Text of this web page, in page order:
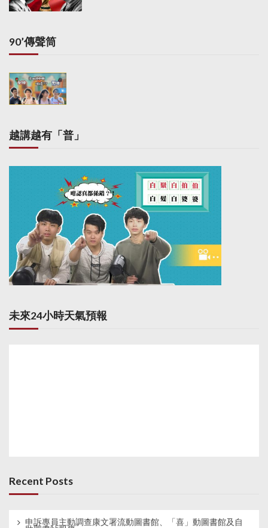
90’傳聲筒
越講越有「普」
未來24小時天氣預報
Recent Posts
申訴專員主動調查康文署流動圖書館、「喜」動圖書館及自